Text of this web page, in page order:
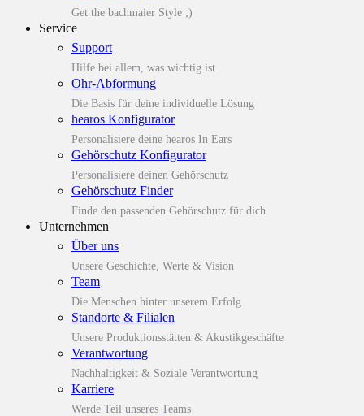
Get the bachmaier Style ;)
Service
Support
Hilfe bei allem, was wichtig ist
Ohr-Abformung
Die Basis für deine individuelle Lösung
hearos Konfigurator
Personalisiere deine hearos In Ears
Gehörschutz Konfigurator
Personalisiere deinen Gehörschutz
Gehörschutz Finder
Finde den passenden Gehörschutz für dich
Unternehmen
Über uns
Unsere Geschichte, Werte & Vision
Team
Die Menschen hinter unserem Erfolg
Standorte & Filialen
Unsere Produktionsstätten & Akustikgeschäfte
Verantwortung
Nachhaltigkeit & Soziale Verantwortung
Karriere
Werde Teil unseres Teams